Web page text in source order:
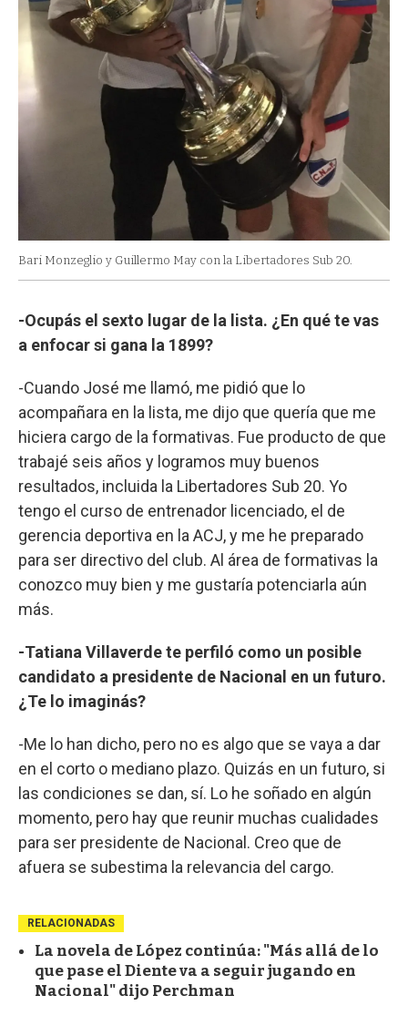
Bari Monzeglio y Guillermo May con la Libertadores Sub 20.
-Ocupás el sexto lugar de la lista. ¿En qué te vas
a enfocar si gana la 1899?
-Cuando José me llamó, me pidió que lo
acompañara en la lista, me dijo que quería que me
hiciera cargo de la formativas. Fue producto de que
trabajé seis años y logramos muy buenos
resultados, incluida la Libertadores Sub 20. Yo
tengo el curso de entrenador licenciado, el de
gerencia deportiva en la ACJ, y me he preparado
para ser directivo del club. Al área de formativas la
conozco muy bien y me gustaría potenciarla aún
más.
-Tatiana Villaverde te perfiló como un posible
candidato a presidente de Nacional en un futuro.
¿Te lo imaginás?
-Me lo han dicho, pero no es algo que se vaya a dar
en el corto o mediano plazo. Quizás en un futuro, si
las condiciones se dan, sí. Lo he soñado en algún
momento, pero hay que reunir muchas cualidades
para ser presidente de Nacional. Creo que de
afuera se subestima la relevancia del cargo.
RELACIONADAS
La novela de López continúa: "Más allá de lo
que pase el Diente va a seguir jugando en
Nacional" dijo Perchman